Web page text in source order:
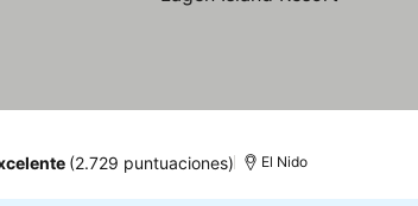
(2.729 puntuaciones) El Nido